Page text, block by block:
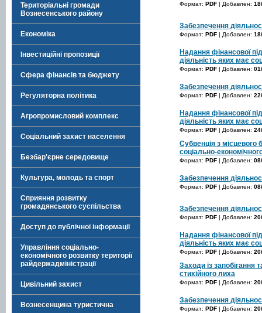
Територіальні громади
Вознесенського району
Економіка
Інвестиційні пропозиції
Сфера фінансів та бюджету
Регуляторна політика
Агропромисловий комплекс
Соціальний захист населення
Безбар'єрне середовище
Культура, молодь та спорт
Сприяння розвитку
громадянського суспільства
Доступ до публічної інформації
Управління соціально-
економічного розвитку території
райдержадміністрації
Цивільний захист
Вознесенщина туристична
Формат: PDF | Добавлен:
Забезпечення
Формат: PDF | Добавлен:
Надання фінансової
діяльність яких має
Формат: PDF | Добавлен:
Забезпечення
Формат: PDF | Добавлен:
Надання фінансової
діяльність яких має
Формат: PDF | Добавлен:
Субвенція з
соціально-
Формат: PDF | Добавлен:
Забезпечення
Формат: PDF | Добавлен:
Забезпечення
Формат: PDF | Добавлен:
Надання фінансової
діяльність яких має
Формат: PDF | Добавлен:
Заходи із запобігання
стихійного лиха
Формат: PDF | Добавлен:
Забезпечення
Формат: PDF | Добавлен: